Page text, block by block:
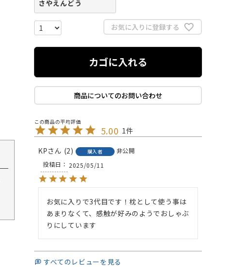
さやえんどう
お気に入りに登録する
カゴに入れる
商品についてのお問い合わせ
5.00 1
KP 2 購入者
非公開
投稿日
2025/05/11
お気に入りで3代目です！枕として使う事は
あまりなくて、感触が好みのようでおしゃぶ
りにしています
すべてのレビューを見る